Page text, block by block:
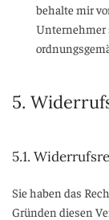
behalte mir
Unternehmer
5.
5.1.
Sie haben das
Gründen diesen